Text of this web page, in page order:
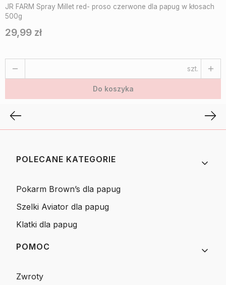
JR FARM Spray Millet red- proso czerwone dla papug w kłosach
500g
Cena
29,99 zł
szt.
Do koszyka
Linki w stopce
POLECANE KATEGORIE
Pokarm Brown’s dla papug
Szelki Aviator dla papug
Klatki dla papug
POMOC
Zwroty